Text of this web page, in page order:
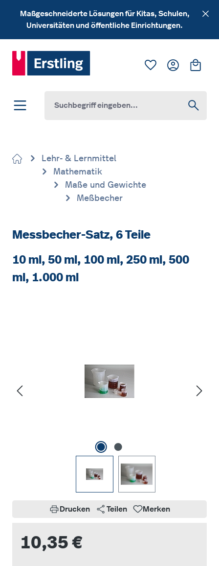
Zum Hauptinhalt springen
Maßgeschneiderte Lösungen für Kitas, Schulen,
Universitäten und öffentliche Einrichtungen.
Du hast 0
Lehr- & Lernmittel
Mathematik
Maße und Gewichte
Meßbecher
Messbecher-Satz, 6 Teile
10 ml, 50 ml, 100 ml, 250 ml, 500
ml, 1.000 ml
Drucken Teilen Merken
10,35 €